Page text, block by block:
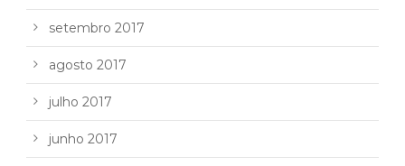
setembro 2017
agosto 2017
julho 2017
junho 2017